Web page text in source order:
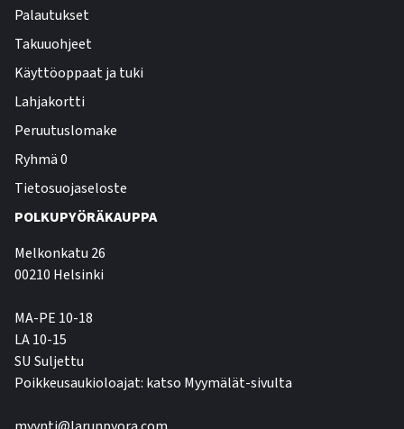
Palautukset
Takuuohjeet
Käyttöoppaat ja tuki
Lahjakortti
Peruutuslomake
Ryhmä 0
Tietosuojaseloste
POLKUPYÖRÄKAUPPA
Melkonkatu 26
00210 Helsinki
MA-PE 10-18
LA 10-15
SU Suljettu
Poikkeusaukioloajat: katso Myymälät-sivulta